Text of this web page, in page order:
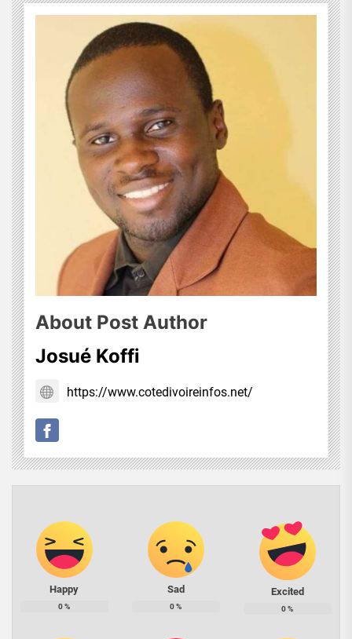
About Post Author
Josué Koffi
https://www.cotedivoireinfos.net/
Happy
0%
Sad
0%
Excited
0%